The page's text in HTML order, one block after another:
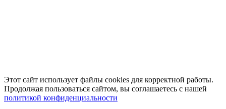
Этот сайт использует файлы cookies для корректной работы.
Продолжая пользоваться сайтом, вы соглашаетесь с нашей
политикой конфиденциальности